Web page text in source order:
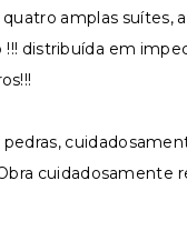
amplas suítes,
distribuída em
cuidadosamente